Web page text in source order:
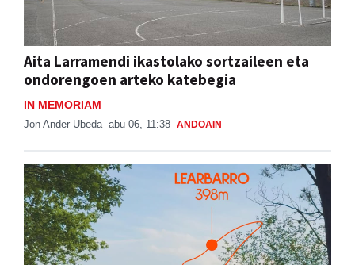
Aita Larramendi ikastolako sortzaileen eta
ondorengoen arteko katebegia
IN MEMORIAM
Jon Ander Ubeda abu 06, 11:38 ANDOAIN